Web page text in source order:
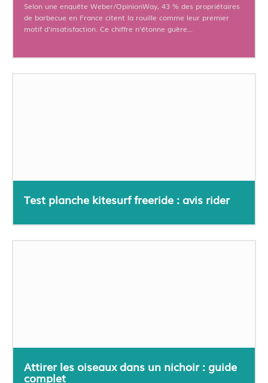
Selon une enquête Weber/OpinionWay, 43 % des propriétaires
de barbecue en France citent la rouille comme leur premier
motif d'insatisfaction. Ce chiffre n'étonne guère...
Test planche kitesurf freeride : avis rider
Attirer les oiseaux dans un nichoir : guide
complet